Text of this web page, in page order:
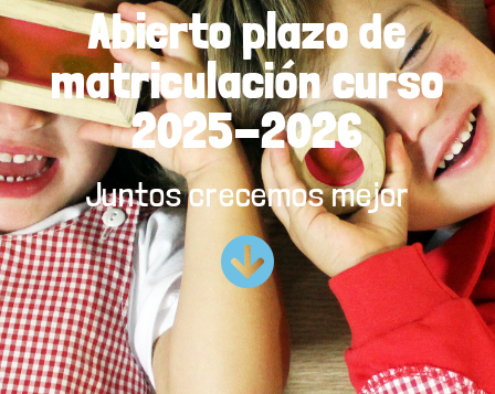
Abierto plazo de
matriculación curso
2025-2026
Juntos crecemos mejor